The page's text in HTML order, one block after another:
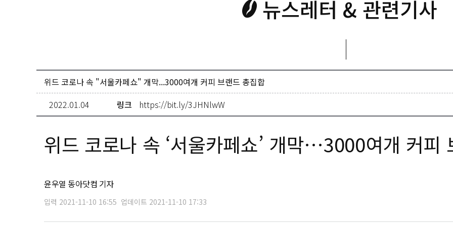
뉴스레터 & 관련기사
위드 코로나 속 "서울카페쇼" 개막...3000여개 커피 브랜드 총집합
2022.01.04
링크 https://bit.ly/3JHNlwW
위드 코로나 속 ‘서울카페쇼’ 개막…3000여개 커피
윤우열 동아닷컴 기자
입력 2021-11-10 16:55 업데이트 2021-11-10 17:33